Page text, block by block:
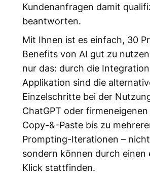
Kundenanfragen damit
beantworten.
Mit Ihnen ist es einfach, 30
Benefits von AI gut zu
nur das: durch die
Applikation sind die
Einzelschritte bei der
ChatGPT oder firmeneigenen
Copy-&-Paste bis zu
Prompting-Iterationen –
sondern können durch einen
Klick stattfinden.